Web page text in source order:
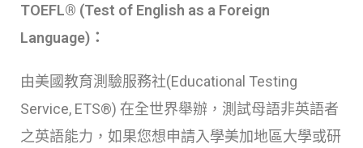
TOEFL® (Test of English as a Foreign
Language)：
由美國教育測驗服務社(Educational Testing
Service, ETS®) 在全世界舉辦，測試母語非英語者
之英語能力，如果您想申請入學美加地區大學或研